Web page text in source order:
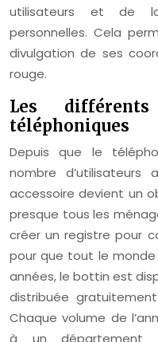
utilisateurs et de
personnelles. Cela
divulgation de ses
rouge.
Les différents
téléphoniques
Depuis que le
nombre
accessoire devient un
presque tous les
créer un registre pour
pour que tout le
années, le bottin est
distribuée
Chaque volume de
à un département